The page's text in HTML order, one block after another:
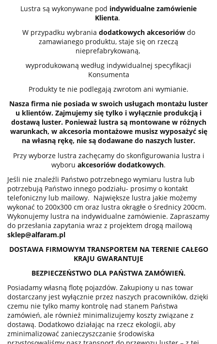
Lustra są wykonywane pod indywidualne zamówienie
Klienta.
W przypadku wybrania dodatkowych akcesoriówdo
zamawianego produktu, staje się on rzeczą
nieprefabrykowaną,
wyprodukowaną według indywidualnej specyfikacji
Konsumenta
Produkty te nie podlegają zwrotom ani wymianie.
Nasza firma nie posiada w swoich usługach montażu luster
u klientów. Zajmujemy się tylko i wyłącznie produkcją i
dostawą luster. Ponieważ lustra są montowane w różnych
warunkach, w akcesoria montażowe musisz wyposażyć się
na własną rękę, nie są dodawane do naszych luster.
Przy wyborze lustra zachęcamy do skonfigurowania lustra i
wyboru akcesoriów dodatkowych.
Jeśli nie znaleźli Państwo potrzebnego wymiaru lustra lub
potrzebują Państwo innego podziału- prosimy o kontakt
telefoniczny lub mailowy. Największe lustra jakie możemy
wykonać to 200x300 cm oraz lustra okrągłe o średnicy 200cm.
Wykonujemy lustra na indywidualne zamówienie. Zapraszamy
do przesłania zapytania wraz z projektem drogą mailową
sklep@alfaram.pl
DOSTAWA FIRMOWYM TRANSPORTEM NA TERENIE CAŁEGO
KRAJU GWARANTUJE
BEZPIECZEŃSTWO DLA PAŃSTWA ZAMÓWIEŃ.
Posiadamy własną flotę pojazdów. Zakupiony u nas towar
dostarczany jest wyłącznie przez naszych pracowników, dzięki
czemu nie tylko mamy kontrolę nad stanem Państwa
zamówień, ale również minimalizujemy koszty związane z
dostawą. Dodatkowo działając na rzecz ekologii, aby
zminimalizować zanieczyszczanie środowiska